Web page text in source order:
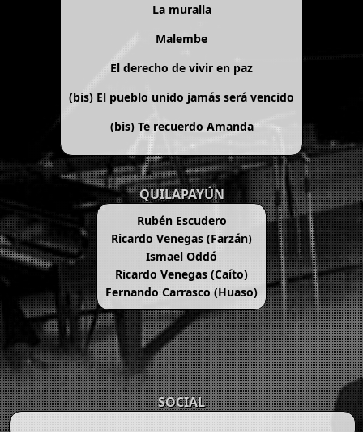
La muralla
Malembe
El derecho de vivir en paz
(bis) El pueblo unido jamás será vencido
(bis) Te recuerdo Amanda
QUILAPAYÚN
Rubén Escudero
Ricardo Venegas (Farzán)
Ismael Oddó
Ricardo Venegas (Caíto)
Fernando Carrasco (Huaso)
SOCIAL